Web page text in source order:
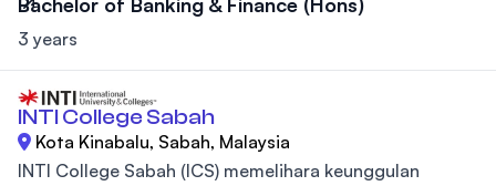
3 years
INTI College Sabah
Kota Kinabalu, Sabah, Malaysia
INTI College Sabah (ICS) memelihara keunggulan